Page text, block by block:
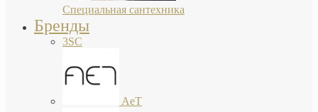
Специальная сантехника
Бренды
3SC
AeT